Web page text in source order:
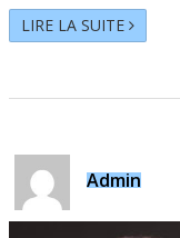
LIRE LA SUITE
Admin